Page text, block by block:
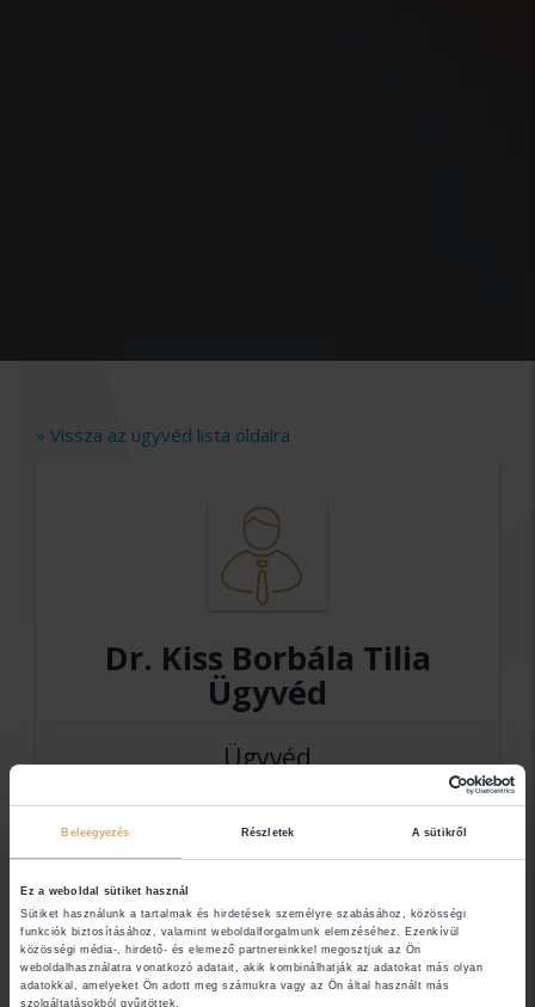
Beleegyezés Részletek A sütikről
Ez a weboldal sütiket használ
Sütiket használunk a tartalmak és hirdetések személyre szabásához, közösségi
funkciók biztosításához, valamint weboldalforgalmunk elemzéséhez. Ezenkívül
közösségi média-, hirdető- és elemező partnereinkkel megosztjuk az Ön
weboldalhasználatra vonatkozó adatait, akik kombinálhatják az adatokat más olyan
adatokkal, amelyeket Ön adott meg számukra vagy az Ön által használt más
szolgáltatásokból gyűjtöttek.
» Vissza az ügyvéd lista oldalra
Dr. Kiss Borbála Tilia
Ügyvéd
Ügyvéd
Elérhetőségek
4100 Berettyóújfalu
Jogi területek